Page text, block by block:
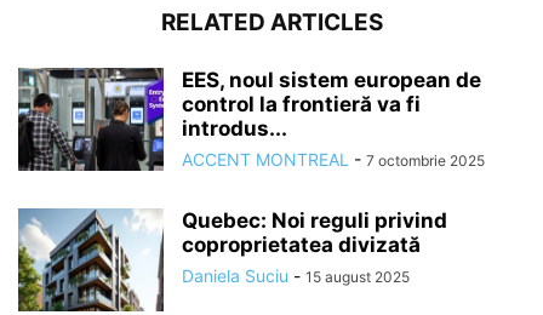
RELATED ARTICLES
EES, noul sistem european de
control la frontieră va fi
introdus...
ACCENT MONTREAL - 7 octombrie 2025
Quebec: Noi reguli privind
coproprietatea divizată
Daniela Suciu - 15 august 2025